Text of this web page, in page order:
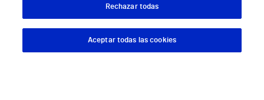
Hospital Vithas Barcelona
Hospital Vithas Granada
Descargar App
Rechazar todas
Aceptar todas las cookies